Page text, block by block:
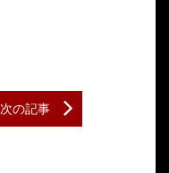
次の記事